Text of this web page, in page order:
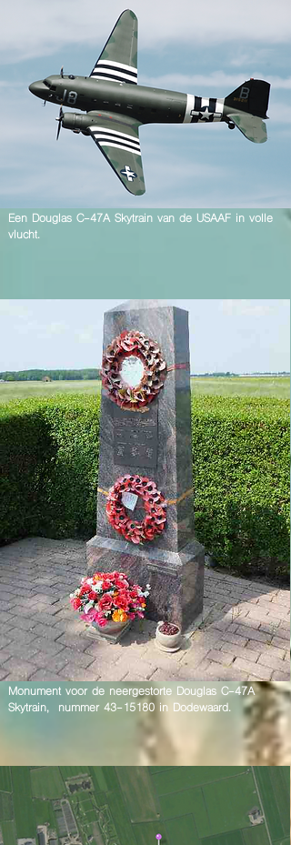
Een Douglas C-47A Skytrain van de USAAF in volle
vlucht.
Monument voor de neergestorte Douglas C-47A
Skytrain, nummer 43-15180 in Dodewaard.